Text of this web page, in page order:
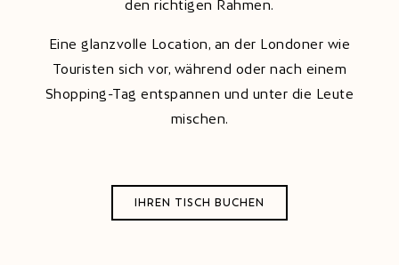
den richtigen Rahmen.
Eine glanzvolle Location, an der Londoner wie
Touristen sich vor, während oder nach einem
Shopping-Tag entspannen und unter die Leute
mischen.
IHREN TISCH BUCHEN